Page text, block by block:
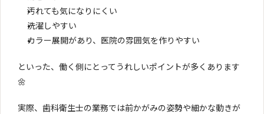
汚れても気になりにくい
洗濯しやすい
カラー展開があり、医院の雰囲気を作りやすい
といった、働く側にとってうれしいポイントが多くあります
🌼
実際、歯科衛生士の業務では前かがみの姿勢や細かな動きが